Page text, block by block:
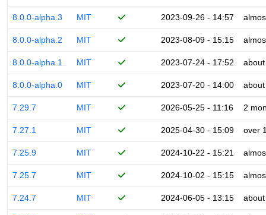
8.0.0-alpha.3 MIT 2023-09-26 - 14:57
8.0.0-alpha.2 MIT 2023-08-09 - 15:15
8.0.0-alpha.1 MIT 2023-07-24 - 17:52
8.0.0-alpha.0 MIT 2023-07-20 - 14:00
7.29.7 MIT 2026-05-25 - 11:16 2
7.27.1 MIT 2025-04-30 - 15:09 over
7.25.9 MIT 2024-10-22 - 15:21
7.25.7 MIT 2024-10-02 - 15:15
7.24.7 MIT 2024-06-05 - 13:15